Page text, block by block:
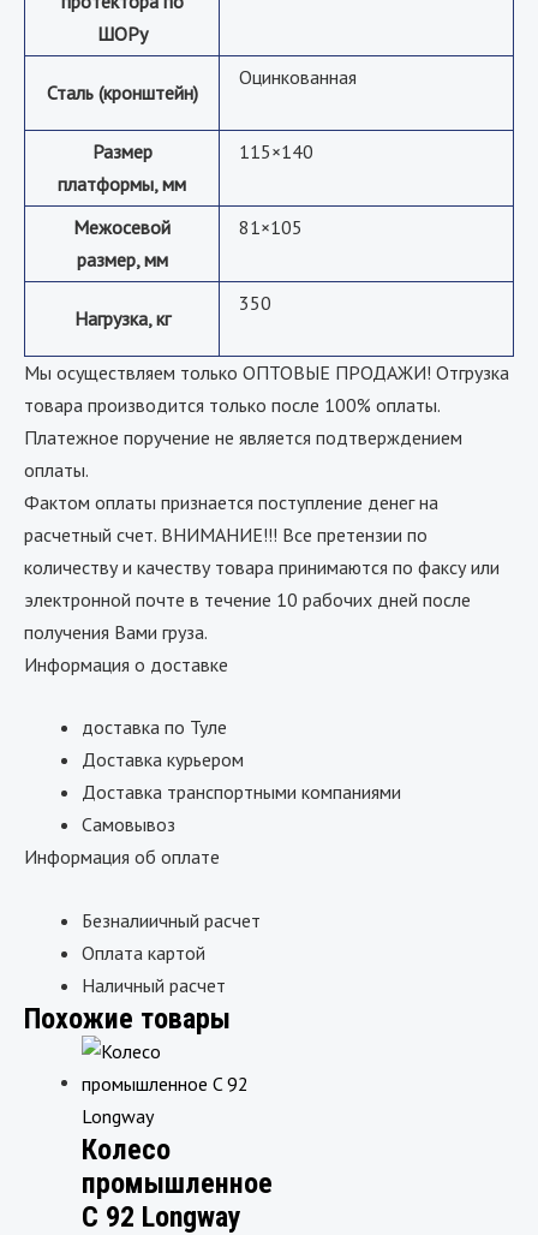
ШОРу
Сталь (кронштейн)
Оцинкованная
Размер
платформы, мм
115×140
Межосевой
размер, мм
81×105
Нагрузка, кг
350
Мы осуществляем только ОПТОВЫЕ ПРОДАЖИ! Отгрузка
товара производится только после 100% оплаты.
Платежное поручение не является подтверждением
оплаты.
Фактом оплаты признается поступление денег на
расчетный счет. ВНИМАНИЕ!!! Все претензии по
количеству и качеству товара принимаются по факсу или
электронной почте в течение 10 рабочих дней после
получения Вами груза.
Информация о доставке
доставка по Туле
Доставка курьером
Доставка транспортными компаниями
Самовывоз
Информация об оплате
Безналиичный расчет
Оплата картой
Наличный расчет
Похожие товары
Колесо
промышленное
C 92 Longway